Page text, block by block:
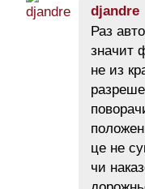
djandre
Раз
значит
не из
це не
чи